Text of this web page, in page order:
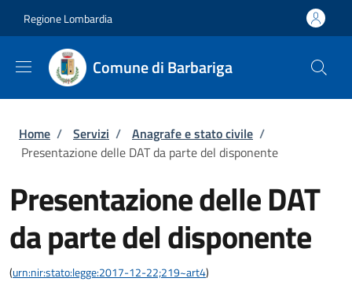
Regione Lombardia
Comune di Barbariga
Briciole di pane
Home / Servizi / Anagrafe e stato civile /
Presentazione delle DAT da parte del disponente
Presentazione delle DAT
da parte del disponente
(urn:nir:stato:legge:2017-12-22;219~art4)